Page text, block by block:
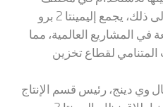
البيئات والظروف. واستناداً إلى ذلك، يجمع إليمينتا 2 برو
في المشاريع العالمية، مما
المتنامي لقطاع تخزين
وي دينج، رئيس قسم الإنتاج